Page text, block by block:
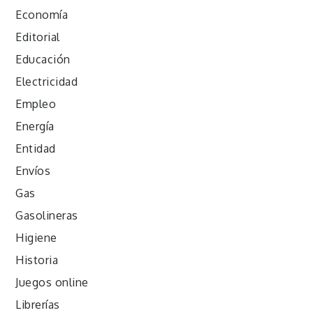
Economía
Editorial
Educación
Electricidad
Empleo
Energía
Entidad
Envíos
Gas
Gasolineras
Higiene
Historia
Juegos online
Librerías